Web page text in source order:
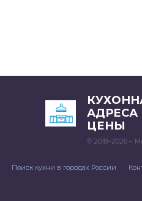
АДРЕСА
ЦЕНЫ
© 2018–2026 –
Поиск кухни в городах России